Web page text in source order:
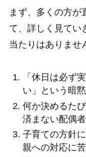
まず、多くの方が
て、詳しく見てい
当たりはありませ
「休日は必ず
い」という暗
何か決めるた
済まない配偶
子育ての方針
親への対応に